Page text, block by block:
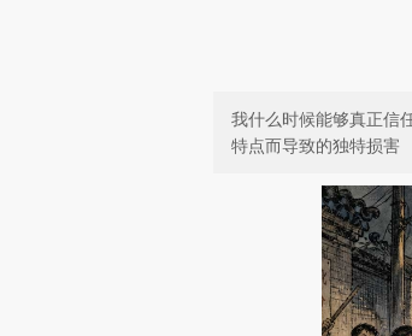
我什么时候能够真正信
特点而导致的独特损害